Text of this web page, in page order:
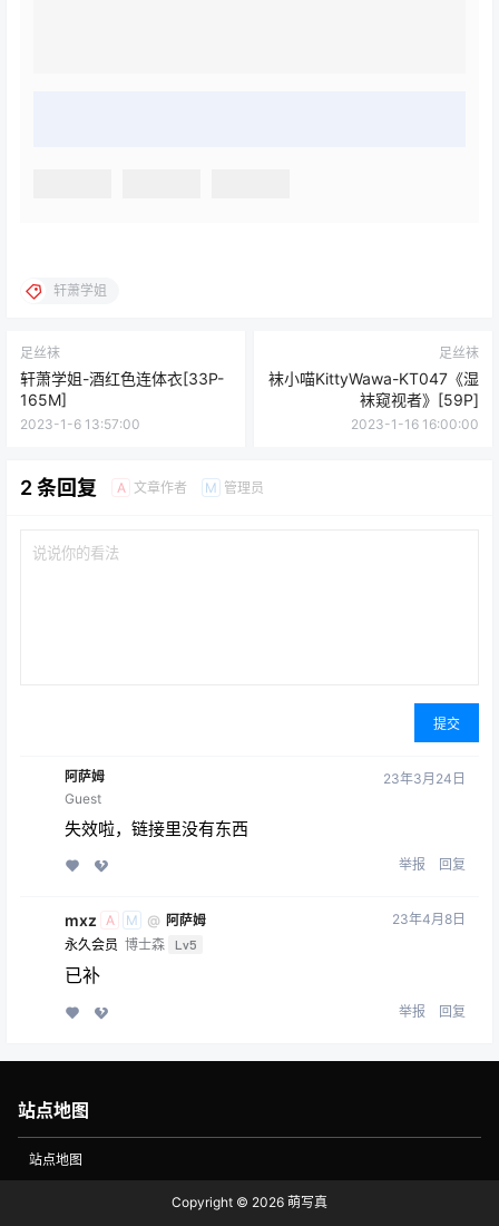
轩萧学姐
足丝袜
轩萧学姐-酒红色连体衣[33P-
165M]
2023-1-6 13:57:00
足丝袜
袜小喵KittyWawa-KT047《湿
袜窥视者》[59P]
2023-1-16 16:00:00
2 条回复 A 文章作者 M 管理员
提交
阿萨姆
Guest
23年3月24日
失效啦，链接里没有东西
举报 回复
mxz A M @ 阿萨姆
永久会员 博士森 Lv5
23年4月8日
已补
举报 回复
站点地图
站点地图
Copyright © 2026 萌写真